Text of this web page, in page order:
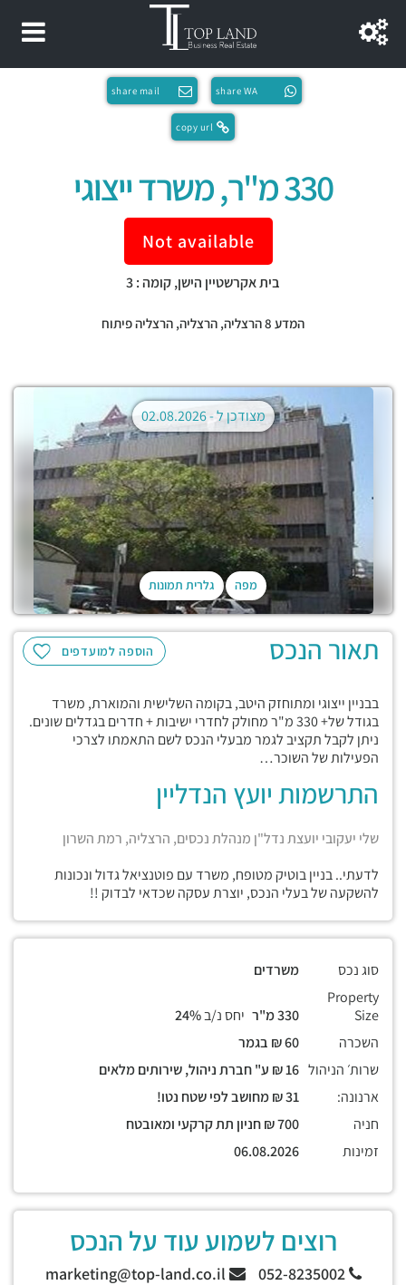
share WA
share mail
copy url
330 מ"ר, משרד ייצוגי
Not available
בית אקרשטיין הישן, קומה : 3
המדע 8 הרצליה, הרצליה, הרצליה פיתוח
מפה גלרית תמונות
מצודכן ל -02.08.2026
הוספה למועדפים תאור הנכס
בבניין ייצוגי ומתוחזק היטב, בקומה השלישית והמוארת, משרד
בגודל של+ 330 מ"ר מחולק לחדרי ישיבות + חדרים בגדלים שונים.
ניתן לקבל תקציב לגמר מבעלי הנכס לשם התאמתו לצרכי
הפעילות של השוכר…
התרשמות יועץ הנדליין
שלי יעקובי יועצת נדל"ן מנהלת נכסים, הרצליה, רמת השרון
לדעתי.. בניין בוטיק מטופח, משרד עם פוטנציאל גדול ונכונות
להשקעה של בעלי הנכס, יוצרת עסקה שכדאי לבדוק !!
סוג נכס
משרדים
Property
Size
יחס נ/ב
השכרה
שרות׳ הניהול
ארנונה:
חניה
זמינות
רוצים לשמוע עוד על הנכס
052-8235002